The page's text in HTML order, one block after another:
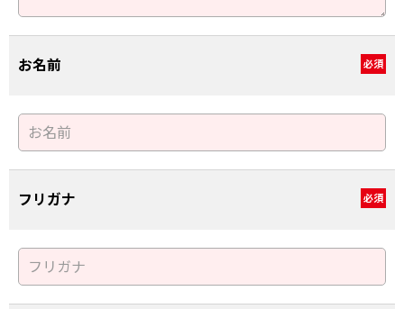
お名前 必須
フリガナ 必須